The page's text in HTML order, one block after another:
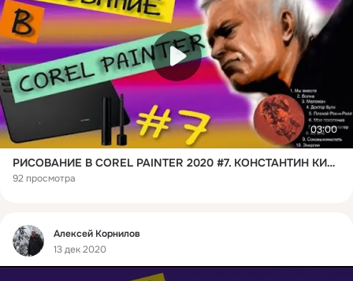
03:00
РИСОВАНИЕ В COREL PAINTER 2020 #7. КОНСТАНТИН КИНЧЕВ
92 просмотра
Фид
Алексей Корнилов
13 дек 2020